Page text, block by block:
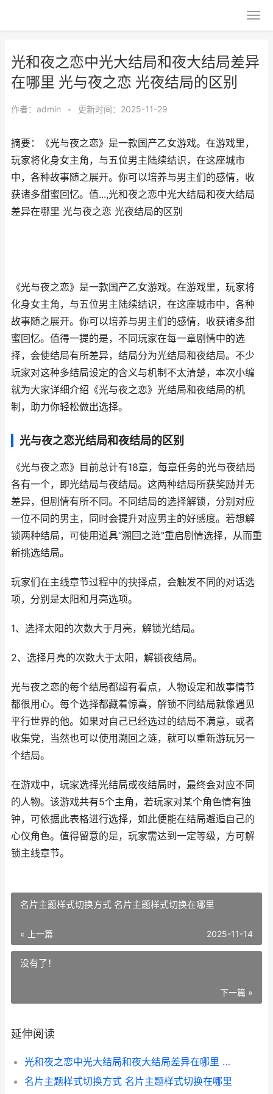
光和夜之恋中光大结局和夜大结局差异
在哪里 光与夜之恋 光夜结局的区别
作者： admin • 更新时间：2025-11-29
摘要：《光与夜之恋》是一款国产乙女游戏。在游戏里，
玩家将化身女主角，与五位男主陆续结识，在这座城市
中，各种故事随之展开。你可以培养与男主们的感情，收
获诸多甜蜜回忆。值...,光和夜之恋中光大结局和夜大结局
差异在哪里 光与夜之恋 光夜结局的区别
《光与夜之恋》是一款国产乙女游戏。在游戏里，玩家将
化身女主角，与五位男主陆续结识，在这座城市中，各种
故事随之展开。你可以培养与男主们的感情，收获诸多甜
蜜回忆。值得一提的是，不同玩家在每一章剧情中的选
择，会使结局有所差异，结局分为光结局和夜结局。不少
玩家对这种多结局设定的含义与机制不太清楚，本次小编
就为大家详细介绍《光与夜之恋》光结局和夜结局的机
制，助力你轻松做出选择。
光与夜之恋光结局和夜结局的区别
《光与夜之恋》目前总计有18章，每章任务的光与夜结局
各有一个，即光结局与夜结局。这两种结局所获奖励并无
差异，但剧情有所不同。不同结局的选择解锁，分别对应
一位不同的男主，同时会提升对应男主的好感度。若想解
锁两种结局，可使用道具“溯回之涟”重启剧情选择，从而重
新挑选结局。
玩家们在主线章节过程中的抉择点，会触发不同的对话选
项，分别是太阳和月亮选项。
1、选择太阳的次数大于月亮，解锁光结局。
2、选择月亮的次数大于太阳，解锁夜结局。
光与夜之恋的每个结局都超有看点，人物设定和故事情节
都很用心。每个选择都藏着惊喜，解锁不同结局就像遇见
平行世界的他。如果对自己已经选过的结局不满意，或者
收集党，当然也可以使用溯回之涟，就可以重新游玩另一
个结局。
在游戏中，玩家选择光结局或夜结局时，最终会对应不同
的人物。该游戏共有5个主角，若玩家对某个角色情有独
钟，可依据此表格进行选择，如此便能在结局邂逅自己的
心仪角色。值得留意的是，玩家需达到一定等级，方可解
锁主线章节。
名片主题样式切换方式 名片主题样式切换在哪里
« 上一篇 2025-11-14
没有了！
下一篇 »
延伸阅读
光和夜之恋中光大结局和夜大结局差异在哪里 光与夜之恋 光夜结局的区别
名片主题样式切换方式 名片主题样式切换在哪里